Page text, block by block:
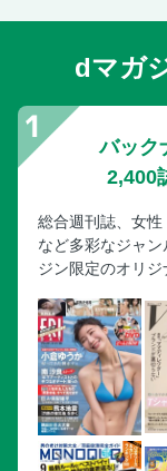
dマガ
バック
2,400
総合週刊誌、女
など多彩なジャ
ジン限定のオリジ